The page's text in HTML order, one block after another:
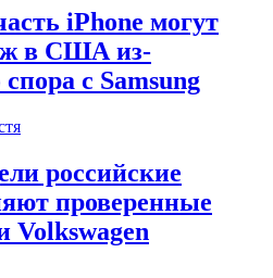
iPhone могут
в США из-
с Samsung
российские
проверенные
Volkswagen